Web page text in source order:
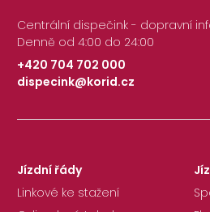
Centrální dispečink - dopravní
Denně od 4:00 do 24:00
+420 704 702 000
|
dispecink@korid.cz
Jízdní řády
Linkové ke stažení